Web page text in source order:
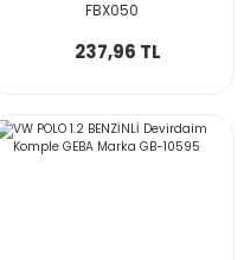
FBX050
237,96 TL